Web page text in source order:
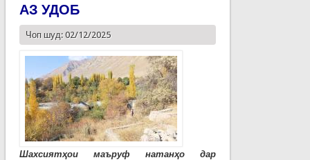
АЗ УДОБ
Чоп шуд: 02/12/2025
Шахсиятҳои маъруф натанҳо дар